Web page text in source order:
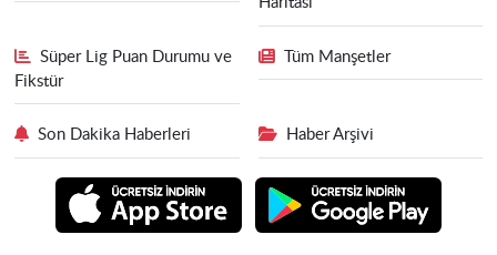
Süper Lig Puan Durumu ve
Fikstür
Tüm Manşetler
Son Dakika Haberleri Haber Arşivi